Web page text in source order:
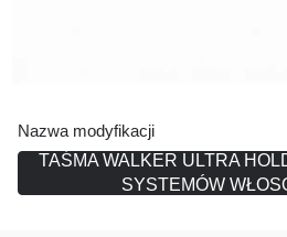
Nazwa modyfikacji
TAŚMA WALKER ULTRA
SYSTEMÓW